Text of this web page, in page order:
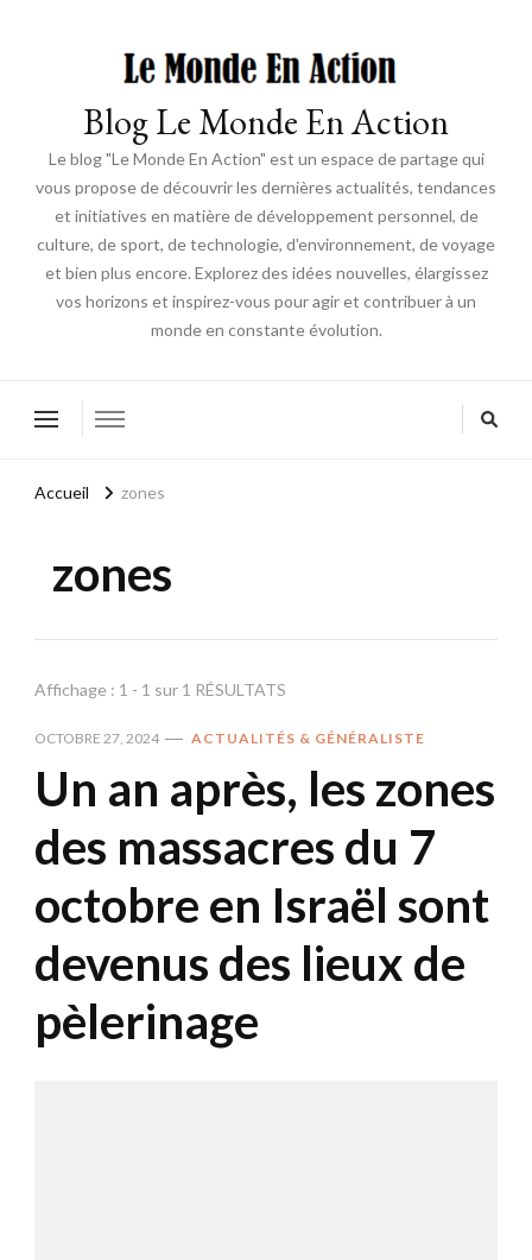
Blog Le Monde En Action
Le blog "Le Monde En Action" est un espace de partage qui
vous propose de découvrir les dernières actualités, tendances
et initiatives en matière de développement personnel, de
culture, de sport, de technologie, d'environnement, de voyage
et bien plus encore. Explorez des idées nouvelles, élargissez
vos horizons et inspirez-vous pour agir et contribuer à un
monde en constante évolution.
Accueil zones
zones
Affichage : 1 - 1 sur 1 RÉSULTATS
OCTOBRE 27, 2024 ACTUALITÉS & GÉNÉRALISTE
Un an après, les zones
des massacres du 7
octobre en Israël sont
devenus des lieux de
pèlerinage